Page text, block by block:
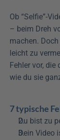
Ob “Selfie”-
– beim Dreh
machen.
leicht zu
Fehler vor,
wie du sie
7 typische
Du bist zu
Dein Video